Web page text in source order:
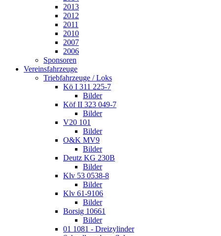
2013
2012
2011
2010
2007
2006
Sponsoren
Vereinsfahrzeuge
Triebfahrzeuge / Loks
Kö I 311 225-7
Bilder
Köf II 323 049-7
Bilder
V20 101
Bilder
O&K MV9
Bilder
Deutz KG 230B
Bilder
Klv 53 0538-8
Bilder
Klv 61-9106
Bilder
Borsig 10661
Bilder
01 1081 - Dreizylinder